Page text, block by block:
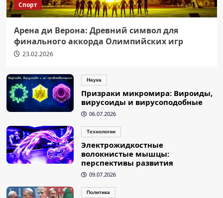
Спорт
Арена ди Верона: Древний символ для
финального аккорда Олимпийских игр
23.02.2026
Наука
Призраки микромира: Вироиды,
вирусоиды и вирусоподобные
06.07.2026
Технологии
Электрожидкостные
волокнистые мышцы:
перспективы развития
09.07.2026
Политика